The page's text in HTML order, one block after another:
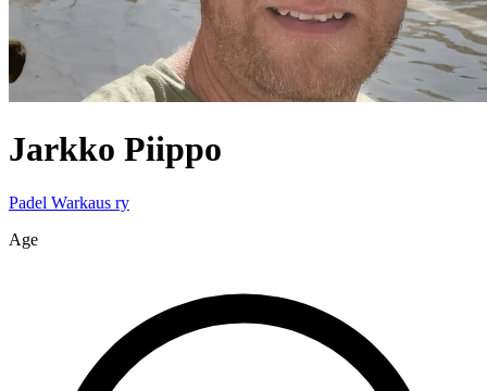
Jarkko Piippo
Padel Warkaus ry
Age